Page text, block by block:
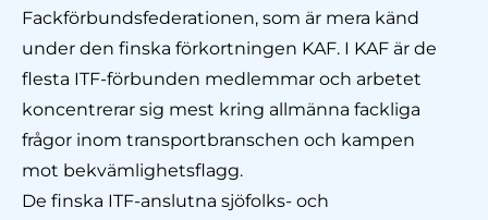
Fackförbundsfederationen, som är mera känd
under den finska förkortningen KAF. I KAF är de
flesta ITF-förbunden medlemmar och arbetet
koncentrerar sig mest kring allmänna fackliga
frågor inom transportbranschen och kampen
mot bekvämlighetsflagg.
De finska ITF-anslutna sjöfolks- och